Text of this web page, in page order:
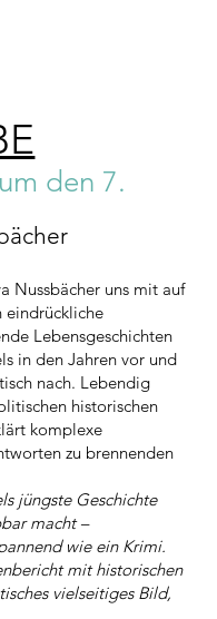
den 7.
Nussbächer uns mit auf
eindrückliche
Lebensgeschichten
in den Jahren vor und
nach. Lebendig
historischen
komplexe
zu brennenden
jüngste Geschichte
macht –
wie ein Krimi.
mit historischen
vielseitiges Bild,